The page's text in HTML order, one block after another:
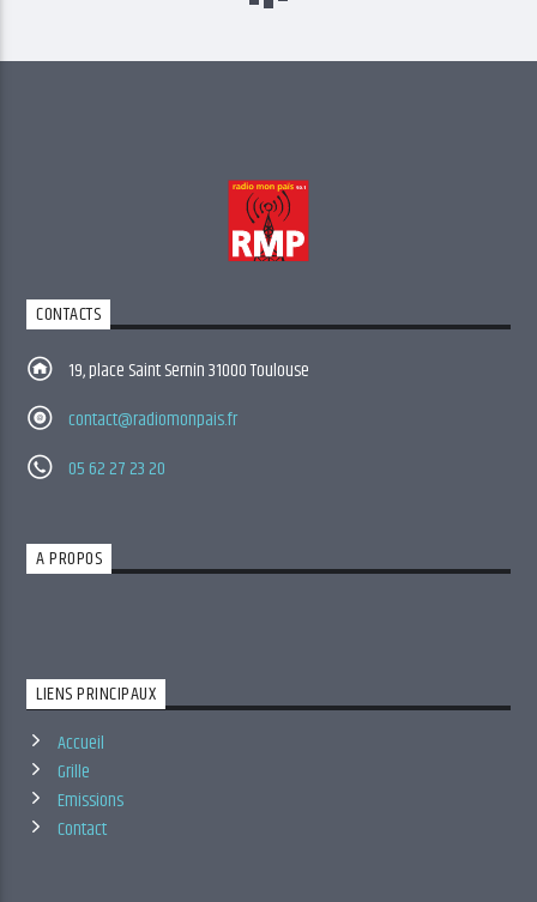
CONTACTS
19, place Saint Sernin 31000 Toulouse
contact@radiomonpais.fr
05 62 27 23 20
A PROPOS
LIENS PRINCIPAUX
Accueil
Grille
Emissions
Contact